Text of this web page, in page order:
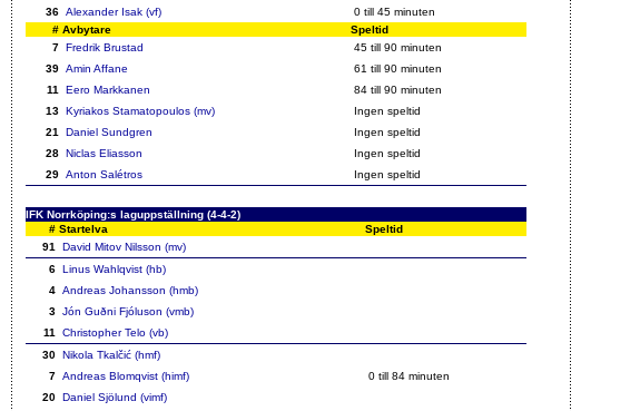
36 Alexander Isak (vf)
0 till 45 minuten
# Avbytare
Speltid
7 Fredrik Brustad
45 till 90 minuten
39 Amin Affane
61 till 90 minuten
11
Eero Markkanen
84 till 90 minuten
13 Kyriakos Stamatopoulos (mv)
Ingen speltid
21
Daniel Sundgren
Ingen speltid
28 Niclas Eliasson
Ingen speltid
29 Anton Salétros Ingen speltid
IFK Norrköping:s laguppställning (4-4-2)
# Startelva
Speltid
91
David Mitov Nilsson (mv)
6 Linus Wahlqvist (hb)
4 Andreas Johansson (hmb)
3 Jón Guðni Fjóluson (vmb)
11
Christopher Telo (vb)
30 Nikola Tkalčić (hmf)
7 Andreas Blomqvist (himf)
0 till 84 minuten
20 Daniel Sjölund (vimf)